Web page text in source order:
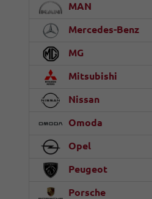
MAN
Mercedes-Benz
MG
Mitsubishi
Nissan
Omoda
Opel
Peugeot
Porsche